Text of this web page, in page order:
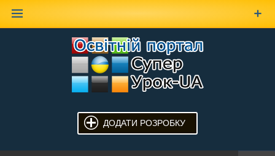
ДОДАТИ РОЗРОБКУ